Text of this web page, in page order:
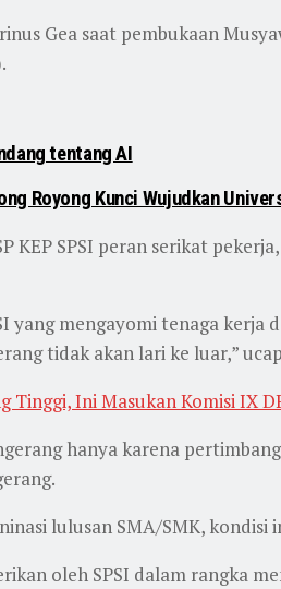
Gea saat pembukaan
tentang AI
Royong Kunci Wujudkan
KEP SPSI peran serikat
yang mengayomi tenaga
tidak akan lari ke luar,”
Tinggi, Ini Masukan Komisi IX
hanya karena
lulusan SMA/SMK, kondisi
oleh SPSI dalam rangka